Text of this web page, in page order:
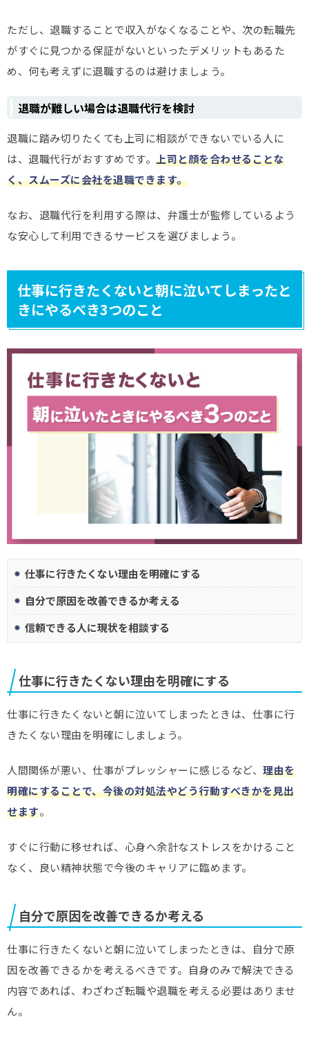
ただし、退職することで収入がなくなることや、次の転職先
がすぐに見つかる保証がないといったデメリットもあるた
め、何も考えずに退職するのは避けましょう。
退職が難しい場合は退職代行を検討
退職に踏み切りたくても上司に相談ができないでいる人に
は、退職代行がおすすめです。 上司と顔を合わせることな
く、スムーズに会社を退職できます。
なお、退職代行を利用する際は、弁護士が監修しているよう
な安心して利用できるサービスを選びましょう。
仕事に行きたくないと朝に泣いてしまったと
きにやるべき3つのこと
仕事に行きたくない理由を明確にする
自分で原因を改善できるか考える
信頼できる人に現状を相談する
仕事に行きたくない理由を明確にする
仕事に行きたくないと朝に泣いてしまったときは、仕事に行
きたくない理由を明確にしましょう。
人間関係が悪い、仕事がプレッシャーに感じるなど、 理由を
明確にすることで、今後の対処法やどう行動すべきかを見出
せます。
すぐに行動に移せれば、心身へ余計なストレスをかけること
なく、良い精神状態で今後のキャリアに臨めます。
自分で原因を改善できるか考える
仕事に行きたくないと朝に泣いてしまったときは、自分で原
因を改善できるかを考えるべきです。自身のみで解決できる
内容であれば、わざわざ転職や退職を考える必要はありませ
ん。